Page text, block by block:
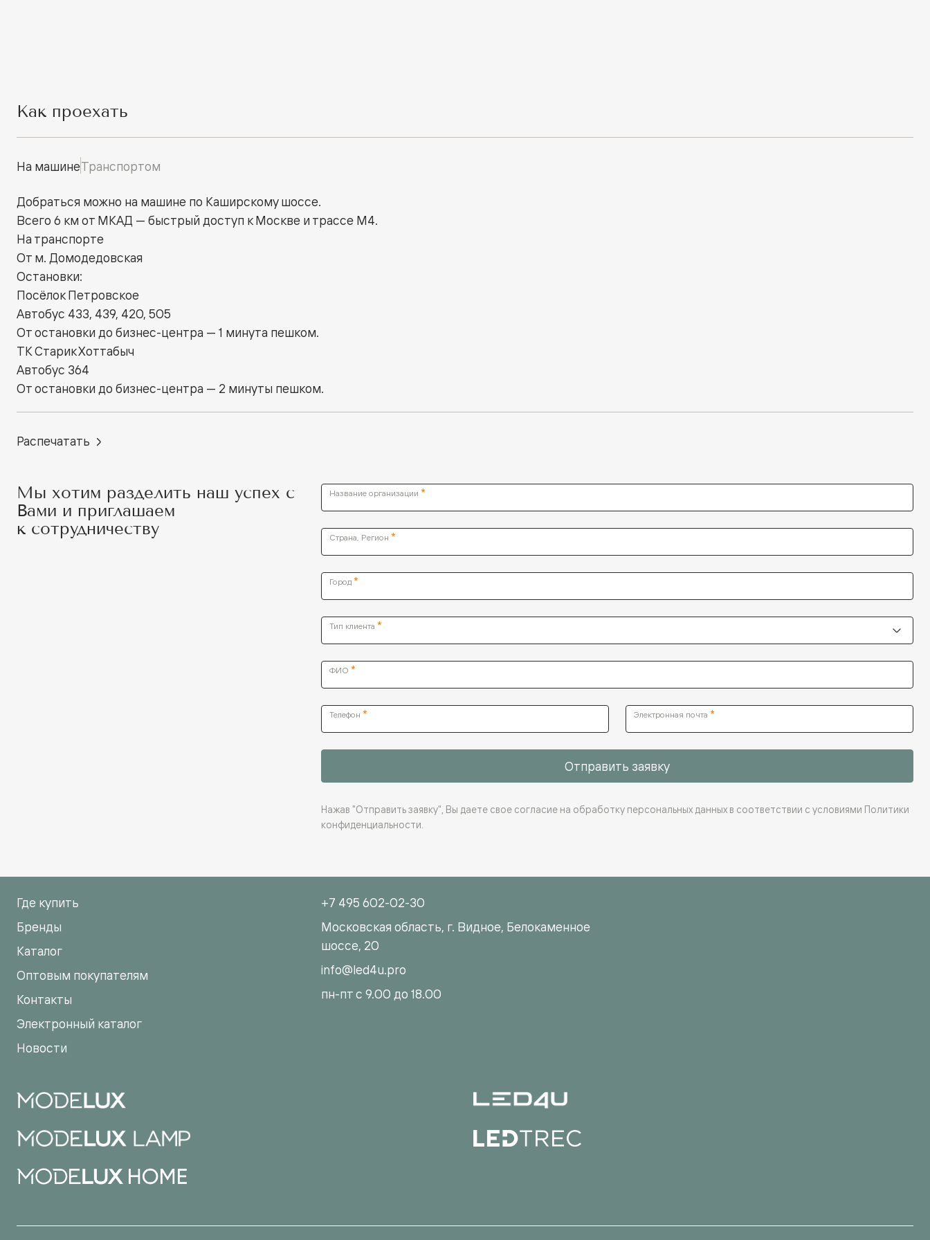
Как проехать
На машинеТранспортом
Добраться можно на машине по Каширскому шоссе.
Всего 6 км от МКАД — быстрый доступ к Москве и трассе М4.
На транспорте
От м. Домодедовская
Остановки:
Посёлок Петровское
Автобус 433, 439, 420, 505
От остановки до бизнес-центра — 1 минута пешком.
ТК Старик Хоттабыч
Автобус 364
От остановки до бизнес-центра — 2 минуты пешком.
Распечатать
Мы хотим разделить наш успех с
Вами и приглашаем
к сотрудничеству
Название организации *
Страна, Регион *
Город *
Тип клиента *
ФИО *
Телефон * Электронная почта *
Отправить заявку
Нажав "Отправить заявку", Вы даете свое согласие на обработку персональных данных в соответствии с условиями Политики
конфиденциальности
Где купить
Бренды
Каталог
Оптовым покупателям
Контакты
Электронный каталог
Новости
+7 495 602-02-30
Московская область, г. Видное, Белокаменное
шоссе, 20
info@led4u.pro
пн-пт с 9.00 до 18.00